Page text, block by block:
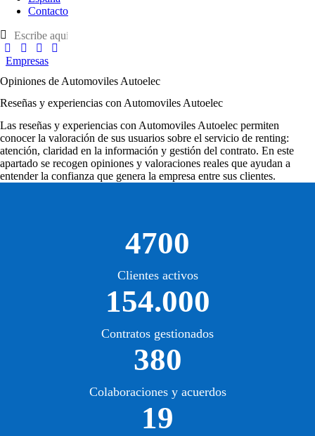
Contacto
Empresas
Opiniones de Automoviles Autoelec
Reseñas y experiencias con Automoviles Autoelec
Las reseñas y experiencias con Automoviles Autoelec permiten
conocer la valoración de sus usuarios sobre el servicio de renting:
atención, claridad en la información y gestión del contrato. En este
apartado se recogen opiniones y valoraciones reales que ayudan a
entender la confianza que genera la empresa entre sus clientes.
4700
Clientes activos
154.000
Contratos gestionados
380
Colaboraciones y acuerdos
19